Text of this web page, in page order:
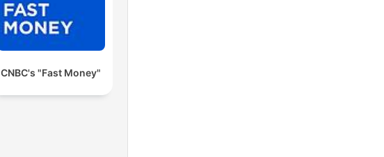
CNBC's "Fast Money"